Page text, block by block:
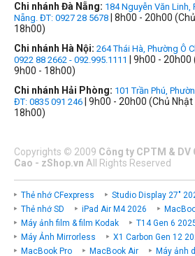
Chi nhánh Đà Nẵng: 184 Nguyễn Văn Linh,
Nẵng. ĐT: 0927 28 5678 | 8h00 - 20h00
18h00)
Chi nhánh Hà Nội: 264 Thái Hà, Phường Ô
0922 88 2662 - 092.995.1111
| 9h00 - 20h00
9h00 - 18h00)
Chi nhánh Hải Phòng: 101 Trần Phú,
ĐT: 0835 091 246 | 9h00 - 20h00 (Chủ
18h00)
Copyrights © 2009 Công ty CPTM & DV
Cao - zShop.vn All Rights Reserved
Thẻ nhớ CFexpress Studio Display 27"
Thẻ nhớ SD
iPad Air M4 2026
Máy ảnh film & film Kodak
T14 Gen 6
Máy Ảnh Mirrorless
X1 Carbon Gen 12
MacBook Pro
MacBook Air Máy ảnh